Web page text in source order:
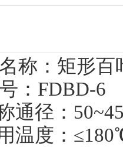
称：矩形百
：FDBD-6
通径：
温度：